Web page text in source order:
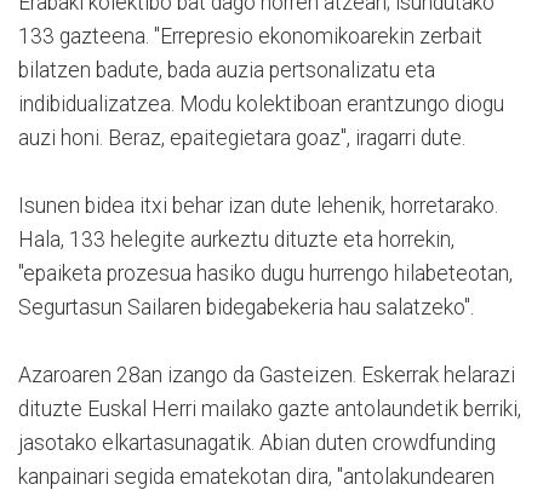
133 gazteena. "Errepresio ekonomikoarekin zerbait
bilatzen badute, bada auzia pertsonalizatu eta
indibidualizatzea. Modu kolektiboan erantzungo diogu
auzi honi. Beraz, epaitegietara goaz", iragarri dute.
Isunen bidea itxi behar izan dute lehenik, horretarako.
Hala, 133 helegite aurkeztu dituzte eta horrekin,
"epaiketa prozesua hasiko dugu hurrengo hilabeteotan,
Segurtasun Sailaren bidegabekeria hau salatzeko".
Azaroaren 28an izango da Gasteizen. Eskerrak helarazi
dituzte Euskal Herri mailako gazte antolaundetik berriki,
jasotako elkartasunagatik. Abian duten crowdfunding
kanpainari segida ematekotan dira, "antolakundearen